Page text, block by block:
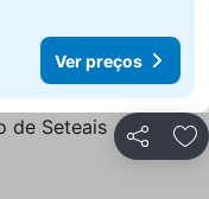
Ver preços
Partilhar